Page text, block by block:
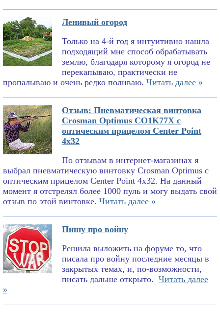
Ленивый огород
Только на 4-й год я интуитивно нашла
подходящий мне способ обрабатывать
землю, благодаря которому я огород не
перекапываю, практически не
пропалываю и очень редко поливаю. Читать далее »
Отзыв: Пневматическая винтовка
Crosman Optimus CO1K77X с
оптическим прицелом Center Point
4x32
По отзывам в интернет-магазинах я
выбрал пневматическую винтовку Crosman Optimus с
оптическим прицелом Center Point 4x32. На данный
момент я отстрелял более 1000 пуль и могу выдать свой
отзыв по этой винтовке. Читать далее »
Пишу про войну
Решила выложить на форуме то, что
писала про войну последние месяцы в
закрытых темах, и, по-возможности,
писать дальше открыто. Читать далее
»